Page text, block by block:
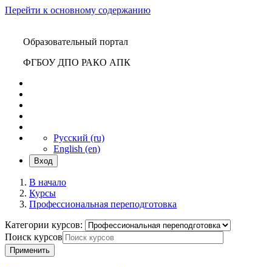
Перейти к основному содержанию
Образовательный портал
ФГБОУ ДПО РАКО АПК
Русский ‎(ru)‎
English ‎(en)‎
Вход
В начало
Курсы
Профессиональная переподготовка
Категории курсов:
Поиск курсов
Применить